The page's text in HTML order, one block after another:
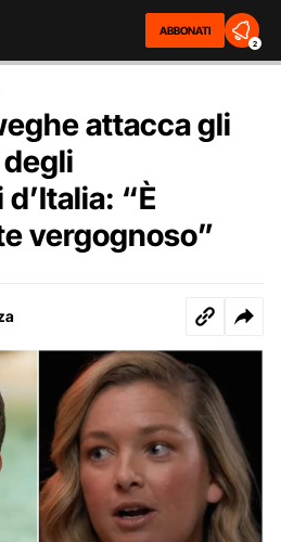
ABBONATI
2
attacca gli
“È
vergognoso”